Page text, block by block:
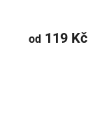
od 119 Kč